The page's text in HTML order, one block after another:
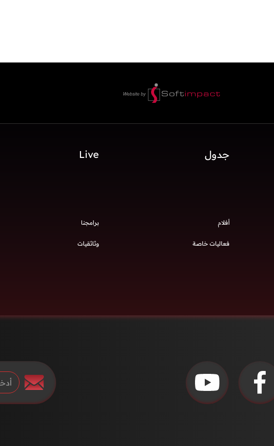
جدول Live
أفلام برامجنا
فعاليات خاصة وثائقيات